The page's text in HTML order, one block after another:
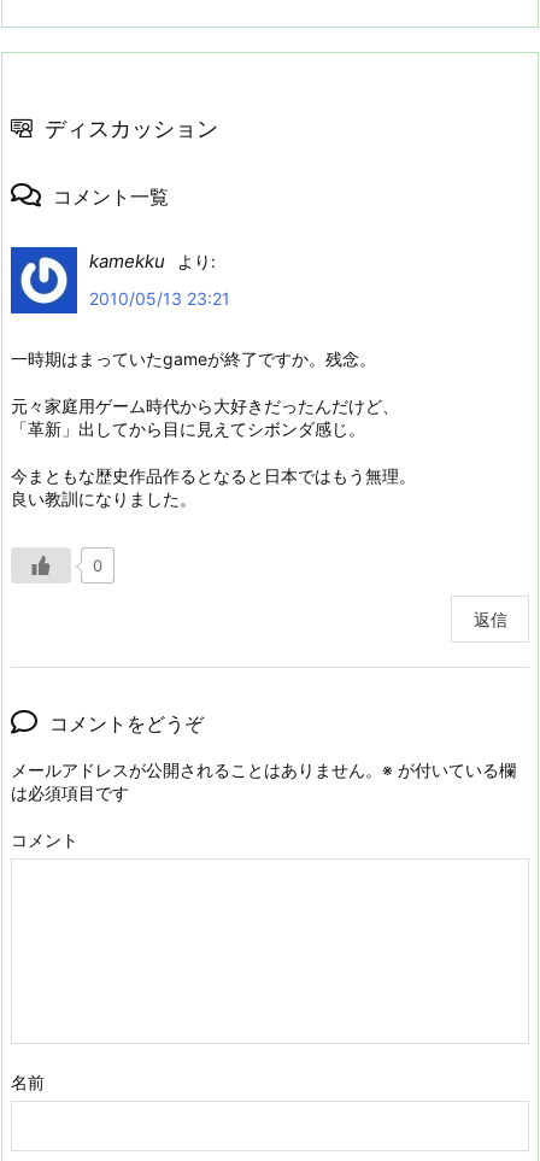
ディスカッション
コメント一覧
kamekku
より:
2010/05/13 23:21
一時期はまっていたgameが終了ですか。残念。
元々家庭用ゲーム時代から大好きだったんだけど、
「革新」出してから目に見えてシボンダ感じ。
今まともな歴史作品作るとなると日本ではもう無理。
良い教訓になりました。
0
返信
コメントをどうぞ
メールアドレスが公開されることはありません。 ※ が付いている欄
は必須項目です
コメント
名前